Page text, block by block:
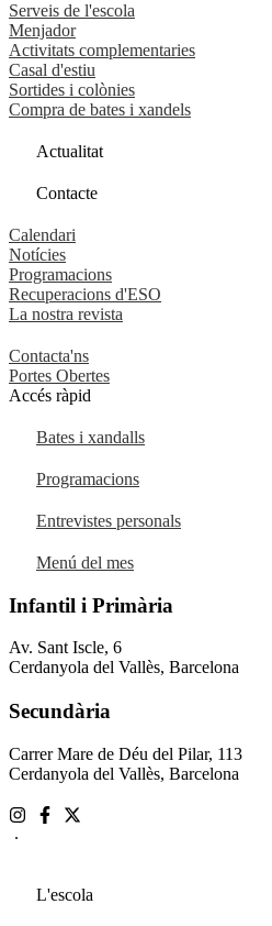
Serveis de l'escola
Menjador
Activitats complementaries
Casal d'estiu
Sortides i colònies
Compra de bates i xandels
Actualitat
Contacte
Calendari
Notícies
Programacions
Recuperacions d'ESO
La nostra revista
Contacta'ns
Portes Obertes
Accés ràpid
Bates i xandalls
Programacions
Entrevistes personals
Menú del mes
Infantil i Primària
Av. Sant Iscle, 6
Cerdanyola del Vallès, Barcelona
Secundària
Carrer Mare de Déu del Pilar, 113
Cerdanyola del Vallès, Barcelona
.
L'escola